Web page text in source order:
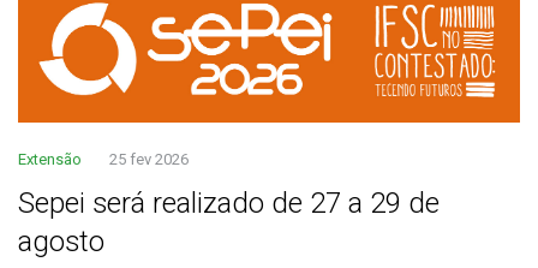
Extensão 25 fev 2026
Sepei será realizado de 27 a 29 de
agosto